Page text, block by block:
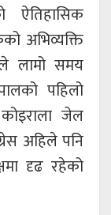
ऐतिहासिक
अभिव्यक्ति
लामो समय
पहिलो
कोइराला जेल
अहिले पनि
दृढ रहेको